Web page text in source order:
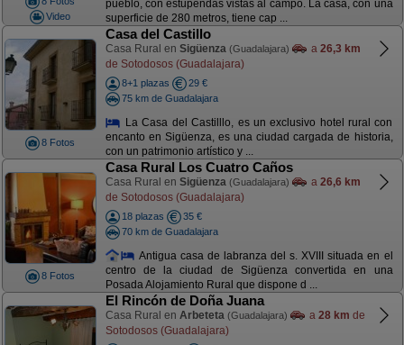
Video
pueblo, con estupendas vistas al campo. La casa, con una
superficie de 280 metros, tiene cap ...
8 Fotos
Casa del Castillo
Casa Rural en Sigüenza (Guadalajara) a 26,3 km
de Sotodosos (Guadalajara)
8+1 plazas
29 €
75 km de Guadalajara
La Casa del Castilllo, es un exclusivo hotel rural con
encanto en Sigüenza, es una ciudad cargada de historia,
con un patrimonio artístico y ...
8 Fotos
Casa Rural Los Cuatro Caños
Casa Rural en Sigüenza (Guadalajara) a 26,6 km
de Sotodosos (Guadalajara)
18 plazas
35 €
70 km de Guadalajara
Antigua casa de labranza del s. XVIII situada en el
centro de la ciudad de Sigüenza convertida en una
Posada Alojamiento Rural que dispone d ...
El Rincón de Doña Juana
Casa Rural en Arbeteta (Guadalajara) a 28 km de
Sotodosos (Guadalajara)